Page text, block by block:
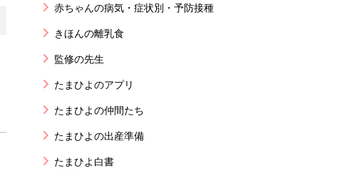
赤ちゃんの病気・症状別・予防接種
きほんの離乳食
監修の先生
たまひよのアプリ
たまひよの仲間たち
たまひよの出産準備
たまひよ白書